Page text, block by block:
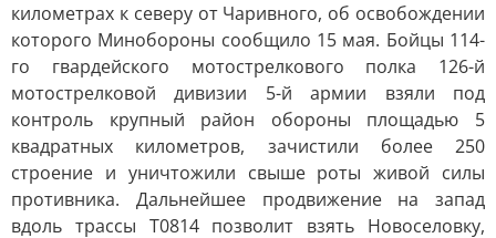
километрах к северу от Чаривного, об освобождении
которого Минобороны сообщило 15 мая. Бойцы 114-
го гвардейского мотострелкового полка 126-й
мотострелковой дивизии 5-й армии взяли под
контроль крупный район обороны площадью 5
квадратных километров, зачистили более 250
строение и уничтожили свыше роты живой силы
противника. Дальнейшее продвижение на запад
вдоль трассы Т0814 позволит взять Новоселовку,